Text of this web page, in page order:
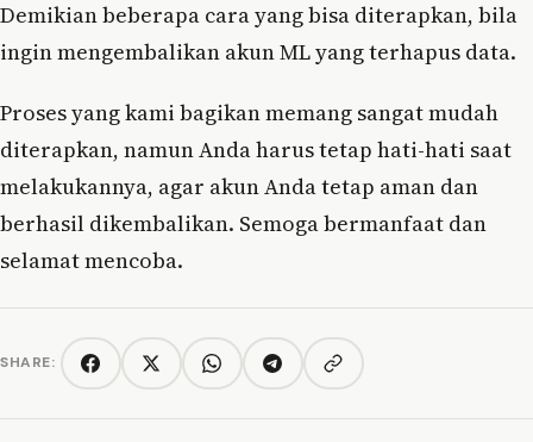
Demikian beberapa cara yang bisa diterapkan, bila
ingin mengembalikan akun ML yang terhapus data.
Proses yang kami bagikan memang sangat mudah
diterapkan, namun Anda harus tetap hati-hati saat
melakukannya, agar akun Anda tetap aman dan
berhasil dikembalikan. Semoga bermanfaat dan
selamat mencoba.
SHARE: FacebookTwitter/XWhatsAppTelegramCopy link